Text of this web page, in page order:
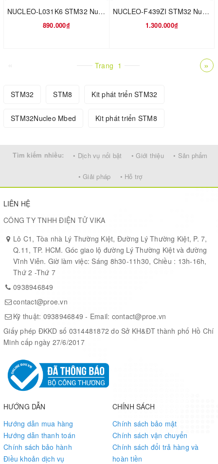
NUCLEO-L031K6 STM32 Nucleo-32 development board with STM32L031K6 MCU, supports Arduino nano connectivity
890.000₫
NUCLEO-F439ZI STM32 Nucleo-144 development board with STM32F439ZI MCU, supports Arduino, ST Zio and morpho connectivity
1.300.000₫
« Trang 1 »
STM32 STM8 Kit phát triển STM32
STM32Nucleo Mbed Kit phát triển STM8
Tìm kiếm nhiều: • Dịch vụ nổi bật • Giới thiệu • Sản phẩm
• Giải pháp • Hỗ trợ
LIÊN HỆ
CÔNG TY TNHH ĐIỆN TỬ VIKA
Lô C1, Tòa nhà Lý Thường Kiệt, Đường Lý Thường Kiệt, P. 7,
Q.11, TP. HCM. Góc giao lộ đường Lý Thường Kiệt và đường
Vĩnh Viễn. Giờ làm việc: Sáng 8h30-11h30, Chiều : 13h-16h,
Thứ 2 -Thứ 7
0938946849
contact@proe.vn
Kỹ thuật: 0938946849 - Email: contact@proe.vn
Giấy phép ĐKKD số 0314481872 do Sở KH&ĐT thành phố Hồ Chí
Minh cấp ngày 27/6/2017
HƯỚNG DẪN
Hướng dẫn mua hàng
Hướng dẫn thanh toán
Chính sách bảo hành
Điều khoản dịch vụ
CHÍNH SÁCH
Chính sách bảo mật
Chính sách vận chuyển
Chính sách đổi trả hàng và
hoàn tiền